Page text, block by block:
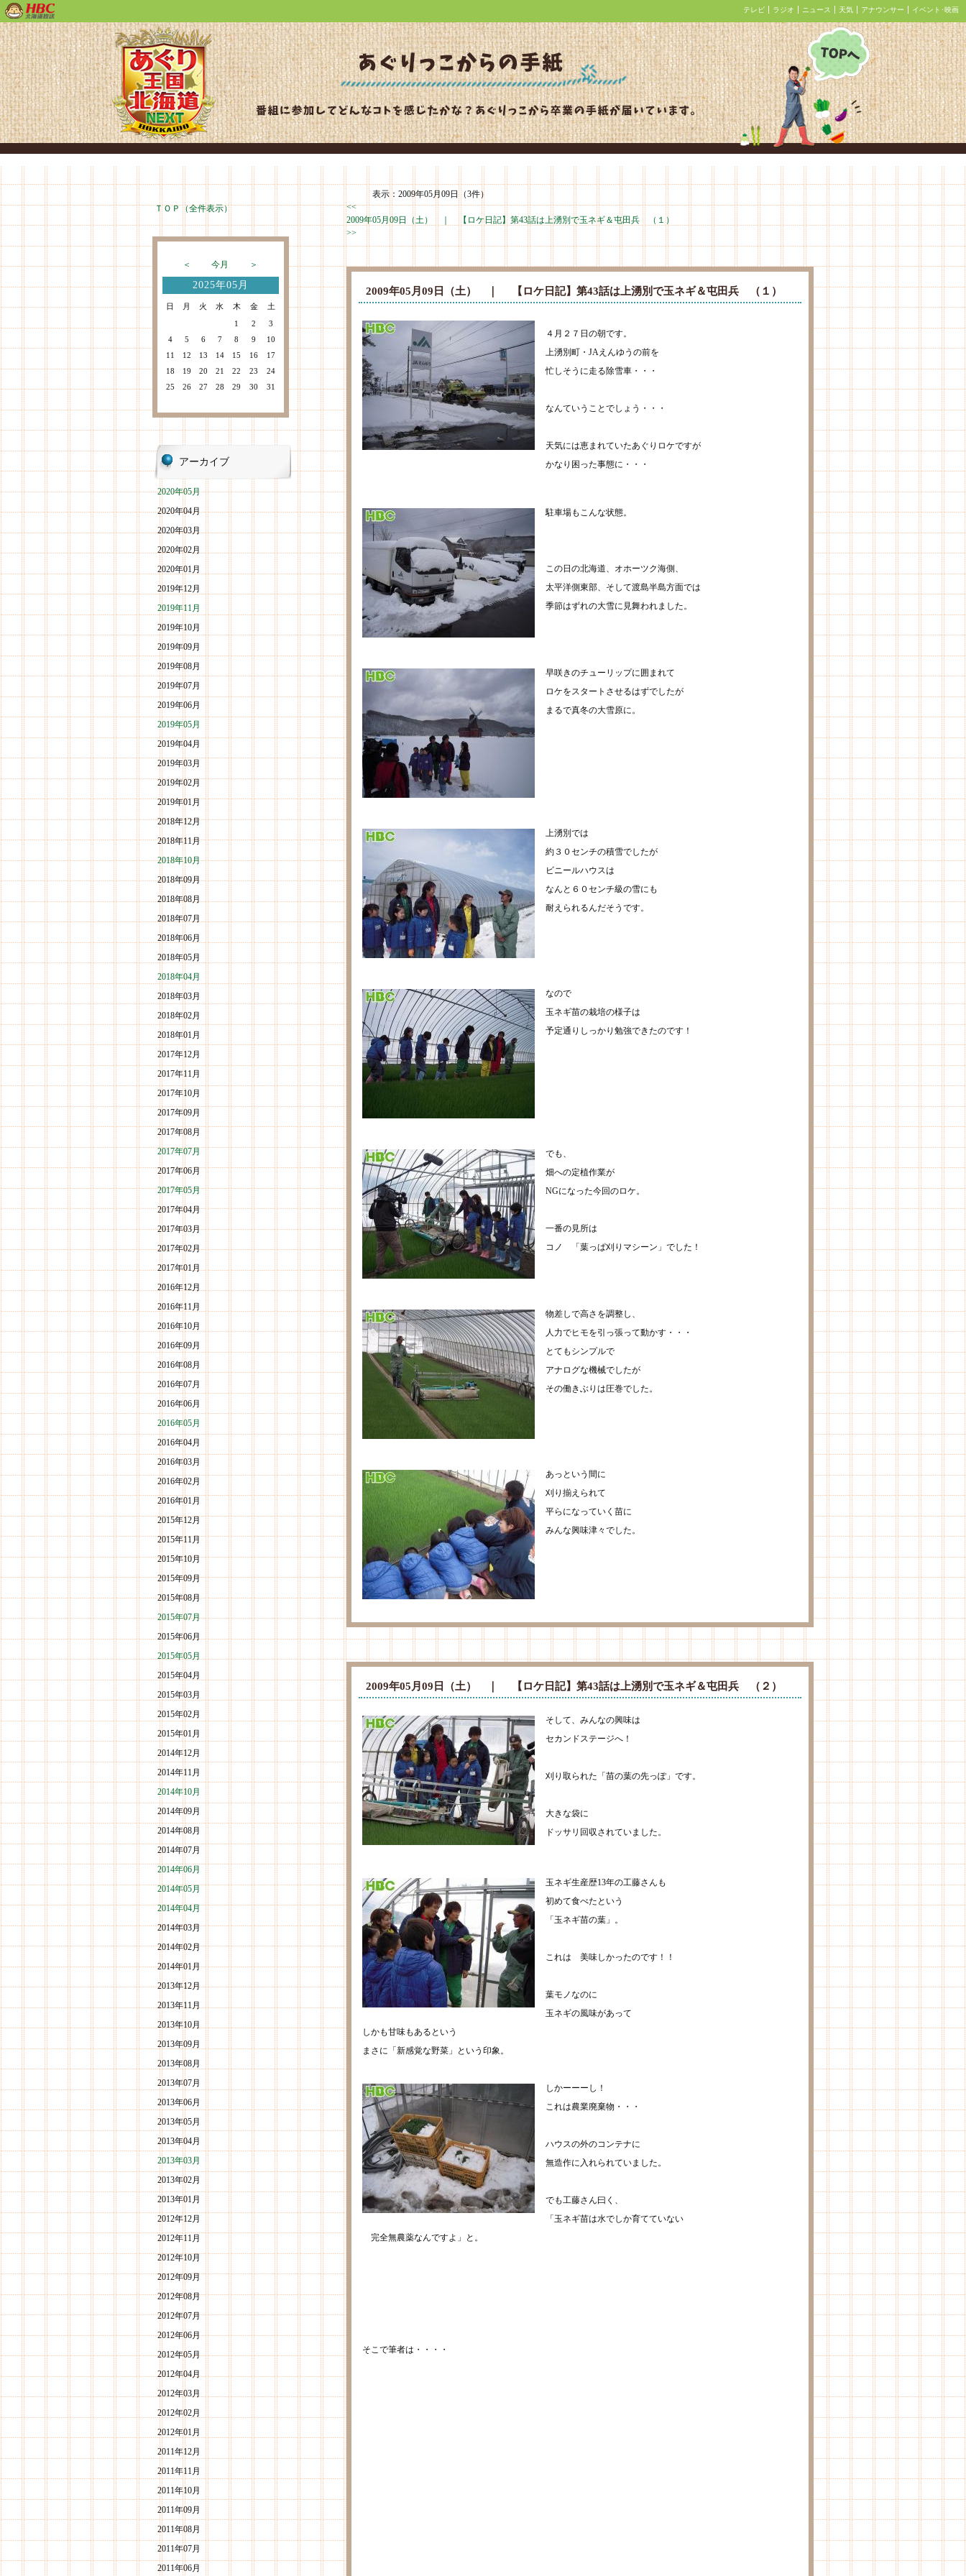
テレビ ラジオ ニュース 天気 アナウンサー イベント･映画
あぐり王国北海道NEXT
ＴＯＰ（全件表示）
＜ 今月 ＞
2025年05月
日 月 火 水 木 金
土
1
2
3
4
5 6 7 8 9
10
11
12 13 14 15 16
17
18
19 20 21 22 23
24
25
26 27 28 29 30 31
アーカイブ
2020年05月
2020年04月
2020年03月
2020年02月
2020年01月
2019年12月
2019年11月
2019年10月
2019年09月
2019年08月
2019年07月
2019年06月
2019年05月
2019年04月
2019年03月
2019年02月
2019年01月
2018年12月
2018年11月
2018年10月
2018年09月
2018年08月
2018年07月
2018年06月
2018年05月
2018年04月
2018年03月
2018年02月
2018年01月
2017年12月
2017年11月
2017年10月
2017年09月
2017年08月
2017年07月
2017年06月
2017年05月
2017年04月
2017年03月
2017年02月
2017年01月
2016年12月
2016年11月
2016年10月
2016年09月
2016年08月
2016年07月
2016年06月
2016年05月
2016年04月
2016年03月
2016年02月
2016年01月
2015年12月
2015年11月
2015年10月
2015年09月
2015年08月
2015年07月
2015年06月
2015年05月
2015年04月
2015年03月
2015年02月
2015年01月
2014年12月
2014年11月
2014年10月
2014年09月
2014年08月
2014年07月
2014年06月
2014年05月
2014年04月
2014年03月
2014年02月
2014年01月
2013年12月
2013年11月
2013年10月
2013年09月
2013年08月
2013年07月
2013年06月
2013年05月
2013年04月
2013年03月
2013年02月
2013年01月
2012年12月
2012年11月
2012年10月
2012年09月
2012年08月
2012年07月
2012年06月
2012年05月
2012年04月
2012年03月
2012年02月
2012年01月
2011年12月
2011年11月
2011年10月
2011年09月
2011年08月
2011年07月
2011年06月
表示：2009年05月09日（3件）
<<
2009年05月09日（土） ｜ 【ロケ日記】第43話は上湧別で玉ネギ＆屯田兵 （１）
>>
2009年05月09日（土） ｜ 【ロケ日記】第43話は上湧別で玉ネギ＆屯田兵 （１）
４月２７日の朝です。
上湧別町・JAえんゆうの前を
忙しそうに走る除雪車・・・
なんていうことでしょう・・・
天気には恵まれていたあぐりロケですが
かなり困った事態に・・・
駐車場もこんな状態。
この日の北海道、オホーツク海側、
太平洋側東部、そして渡島半島方面では
季節はずれの大雪に見舞われました。
早咲きのチューリップに囲まれて
ロケをスタートさせるはずでしたが
まるで真冬の大雪原に。
上湧別では
約３０センチの積雪でしたが
ビニールハウスは
なんと６０センチ級の雪にも
耐えられるんだそうです。
なので
玉ネギ苗の栽培の様子は
予定通りしっかり勉強できたのです！
でも、
畑への定植作業が
NGになった今回のロケ。
一番の見所は
コノ 「葉っぱ刈りマシーン」でした！
物差しで高さを調整し、
人力でヒモを引っ張って動かす・・・
とてもシンプルで
アナログな機械でしたが
その働きぶりは圧巻でした。
あっという間に
刈り揃えられて
平らになっていく苗に
みんな興味津々でした。
2009年05月09日（土） ｜ 【ロケ日記】第43話は上湧別で玉ネギ＆屯田兵 （２）
そして、みんなの興味は
セカンドステージへ！
刈り取られた「苗の葉の先っぽ」です。
大きな袋に
ドッサリ回収されていました。
玉ネギ生産歴13年の工藤さんも
初めて食べたという
「玉ネギ苗の葉」。
これは 美味しかったのです！！
葉モノなのに
玉ネギの風味があって
しかも甘味もあるという
まさに「新感覚な野菜」という印象。
しかーーーし！
これは農業廃棄物・・・
ハウスの外のコンテナに
無造作に入れられていました。
でも工藤さん曰く、
「玉ネギ苗は水でしか育てていない
完全無農薬なんですよ」と。
そこで筆者は・・・・